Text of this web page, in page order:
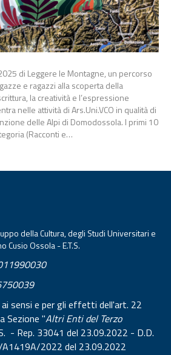
di Leggere le Montagne, un percorso
e ragazzi alla scoperta della
la creatività e l’espressione
nelle attività di Ars.Uni.VCO in qualità di
delle Alpi di Domodossola. I primi 10
(Racconti e…
della Cultura, degli Studi Universitari e
Cusio Ossola - E.T.S.
sensi e per gli effetti dell'art. 22
Sezione "Altri Enti del Terzo
- Rep. 33041 del 23.09.2022 - D.D.
2022 del 23.09.2022